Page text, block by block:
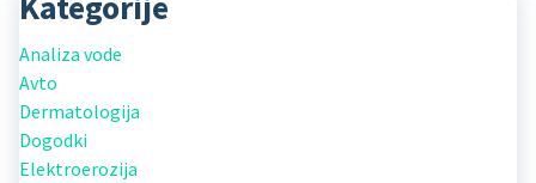
Analiza vode
Avto
Dermatologija
Dogodki
Elektroerozija